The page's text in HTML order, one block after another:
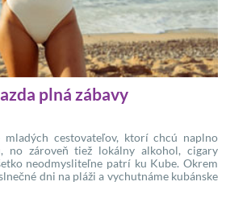
plná zábavy
cestovateľov, ktorí chcú naplno
no zároveň tiež lokálny alkohol, cigary
neodmysliteľne patrí ku Kube. Okrem
dni na pláži a vychutnáme kubánske